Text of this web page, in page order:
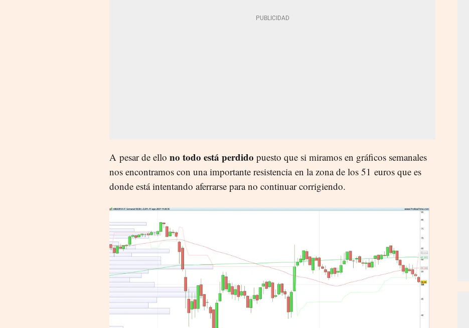
A pesar de ello no todo está perdido puesto que si miramos en gráficos semanales
nos encontramos con una importante resistencia en la zona de los 51 euros que es
donde está intentando aferrarse para no continuar corrigiendo.